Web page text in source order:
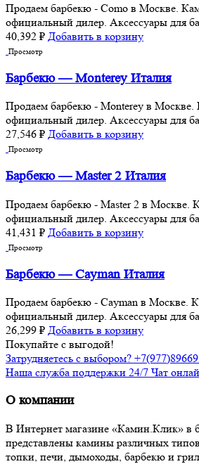
Продаем барбекю - Como в Москве.
официальный дилер. Аксессуары для
40,392 ₽ Добавить в корзину
Просмотр
Барбекю — Monterey Италия
Продаем барбекю - Monterey в
официальный дилер. Аксессуары для
27,546 ₽ Добавить в корзину
Просмотр
Барбекю — Master 2 Италия
Продаем барбекю - Master 2 в Москве.
официальный дилер. Аксессуары для
41,431 ₽ Добавить в корзину
Просмотр
Барбекю — Cayman Италия
Продаем барбекю - Cayman в Москве.
официальный дилер. Аксессуары для
26,299 ₽ Добавить в корзину
Покупайте с выгодой!
Затрудняетесь с выбором?
Наша служба поддержки 24/7 Чат
О компании
В Интернет магазине «Камин.Клик» в
представлены камины различных
топки, печи, дымоходы, барбекю и